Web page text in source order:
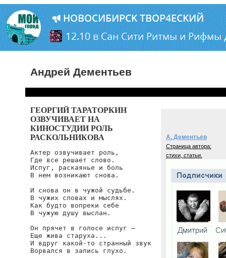
Андрей Дементьев
ГЕОРГИЙ ТАРАТОРКИН
ОЗВУЧИВАЕТ НА
КИНОСТУДИИ РОЛЬ
РАСКОЛЬНИКОВА
Актер озвучивает роль,
Где все решает слово.
Испуг, раскаянье и боль
В нем возникают снова.
И снова он в чужой судьбе.
В чужих словах и мыслях.
Как будто вопреки себе
В чужую душу выслан.
Он прячет в голосе испуг —
Еще жива старуха...
И вдруг какой-то странный звук
Ворвался в запись глухо.
А. Дементьев
Страница автора:
стихи, статьи.